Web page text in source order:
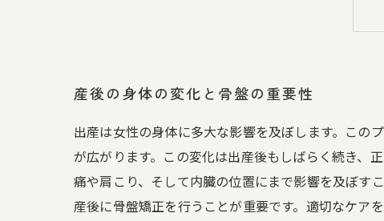
産後の身体の変化と骨盤の重要性
出産は女性の身体に多大な影響を及ぼします。この
が広がります。この変化は出産後もしばらく続き、
痛や肩こり、そして内臓の位置にまで影響を及ぼす
産後に骨盤矯正を行うことが重要です。適切なケア